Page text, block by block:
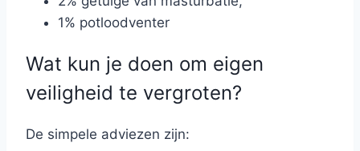
1% potloodventer
Wat kun je doen om eigen
veiligheid te vergroten?
De simpele adviezen zijn: